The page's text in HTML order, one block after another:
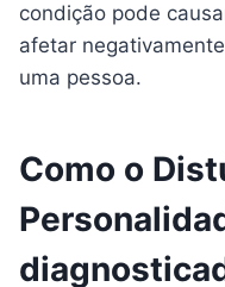
condição pode
afetar
uma pessoa.
Como o